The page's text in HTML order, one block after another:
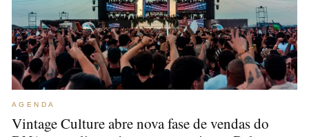
AGENDA
Vintage Culture abre nova fase de vendas do